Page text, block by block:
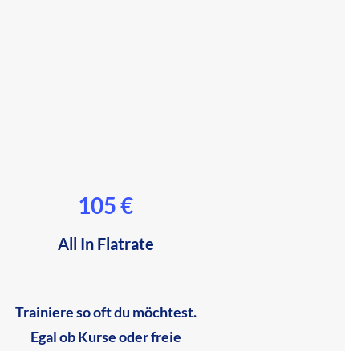
105 €
All In Flatrate
Trainiere so oft du möchtest.
Egal ob Kurse oder freie